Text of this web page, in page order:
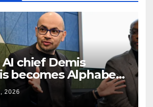
chief Demis
becomes Alphabet
in leadership
2026